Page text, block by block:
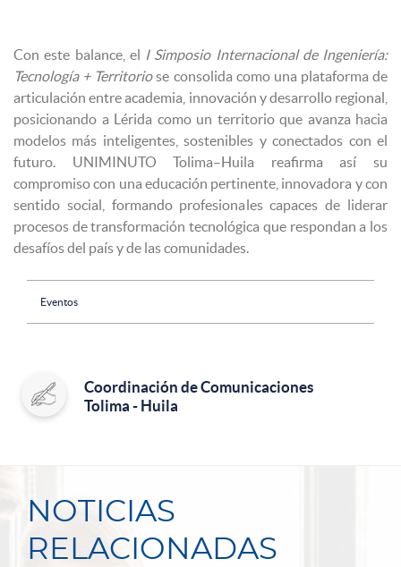
Con este balance, el I Simposio Internacional de Ingeniería:
Tecnología + Territoriose consolida como una plataforma de
articulación entre academia, innovación y desarrollo regional,
posicionando a Lérida como un territorio que avanza hacia
modelos más inteligentes, sostenibles y conectados con el
futuro. UNIMINUTO Tolima–Huila reafirma así su
compromiso con una educación pertinente, innovadora y con
sentido social, formando profesionales capaces de liderar
procesos de transformación tecnológica que respondan a los
desafíos del país y de las comunidades.
Eventos
Coordinación de Comunicaciones
Tolima - Huila
NOTICIAS
RELACIONADAS